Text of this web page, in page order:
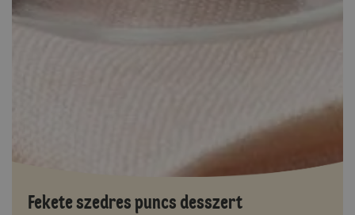
Fekete szedres puncs desszert